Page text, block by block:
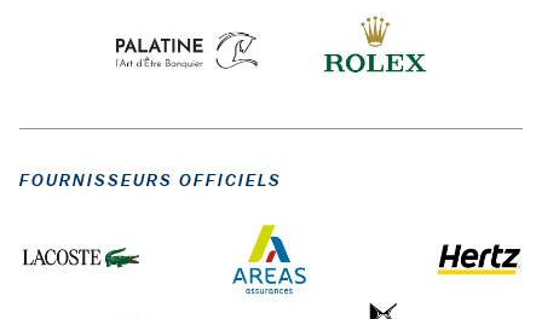
FOURNISSEURS OFFICIELS